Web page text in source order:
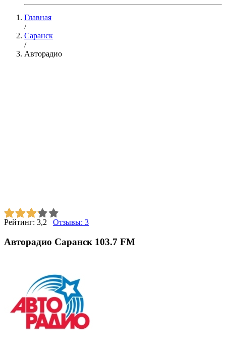
Главная
/
Саранск
/
Авторадио
Рейтинг: 3,2 Отзывы: 3
Авторадио Саранск 103.7 FM